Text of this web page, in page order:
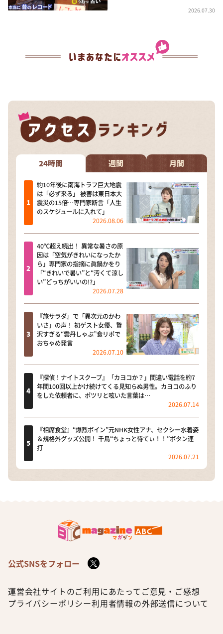
2026.07.30
24時間 週間 月間
約10年後に南海トラフ巨大地震
は「必ず来る」 被害は東日本大
震災の15倍…専門家断言「人生
のスケジュールに入れて」
2026.08.06
40℃超え続出！ 異常な暑さの原
因は「空気がきれいになったか
ら」専門家の指摘に眞鍋かをり
「“きれいで暑い”と“汚くて涼し
い”どっちがいいの!?」
2026.07.28
『旅サラダ』で「異次元のかわ
いさ」の声！ 初ゲスト女優、贅
沢すぎる“雲丹しゃぶ”食リポで
おちゃめ発言
2026.07.10
『探偵！ナイトスクープ』「カヨコか？」間違い電話を約7
年間100回以上かけ続けてくる見知らぬ男性。カヨコのふり
をした依頼者に、ポツリと呟いた言葉は…
2026.07.14
『相席食堂』“爆烈ボイン”元NHK女性アナ、セクシー水着姿
＆規格外グッズ公開！ 千鳥“ちょっと待てぃ！！”ボタン連
打
2026.07.21
公式SNSをフォロー
運営会社サイトのご利用にあたって ご意見・ご感想
プライバシーポリシー利用者情報の外部送信について